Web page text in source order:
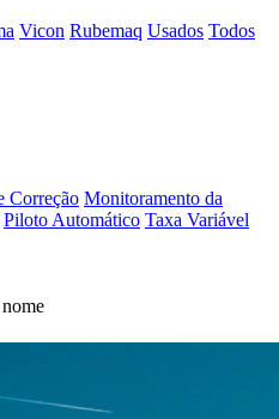
Vicon Rubemaq Usados Todos
Correção Monitoramento da
Piloto Automático Taxa Variável